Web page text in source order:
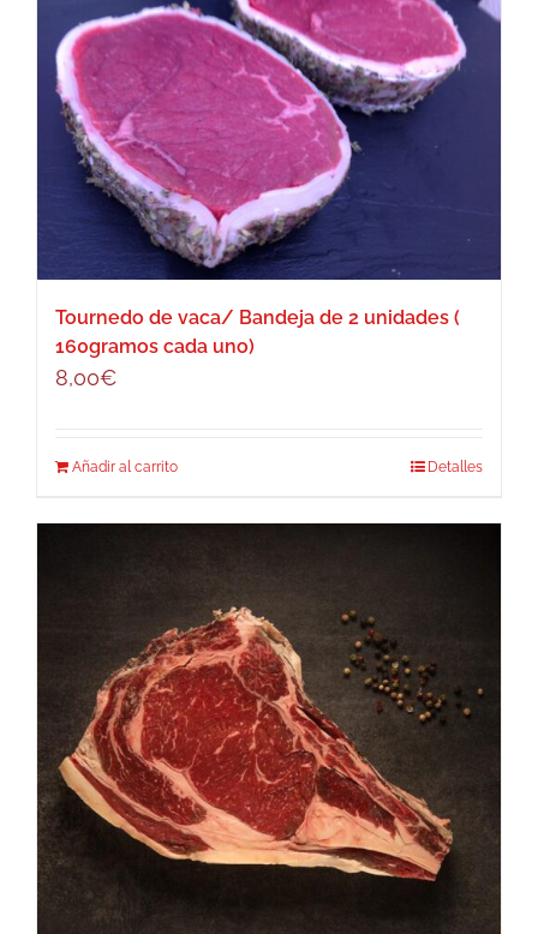
Tournedo de vaca/ Bandeja de 2 unidades (
160gramos cada uno)
8,00€
Añadir al carrito Detalles